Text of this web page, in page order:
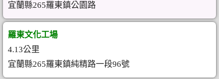
宜蘭縣265羅東鎮公園路
羅東文化工場
4.13公里
宜蘭縣265羅東鎮純精路一段96號